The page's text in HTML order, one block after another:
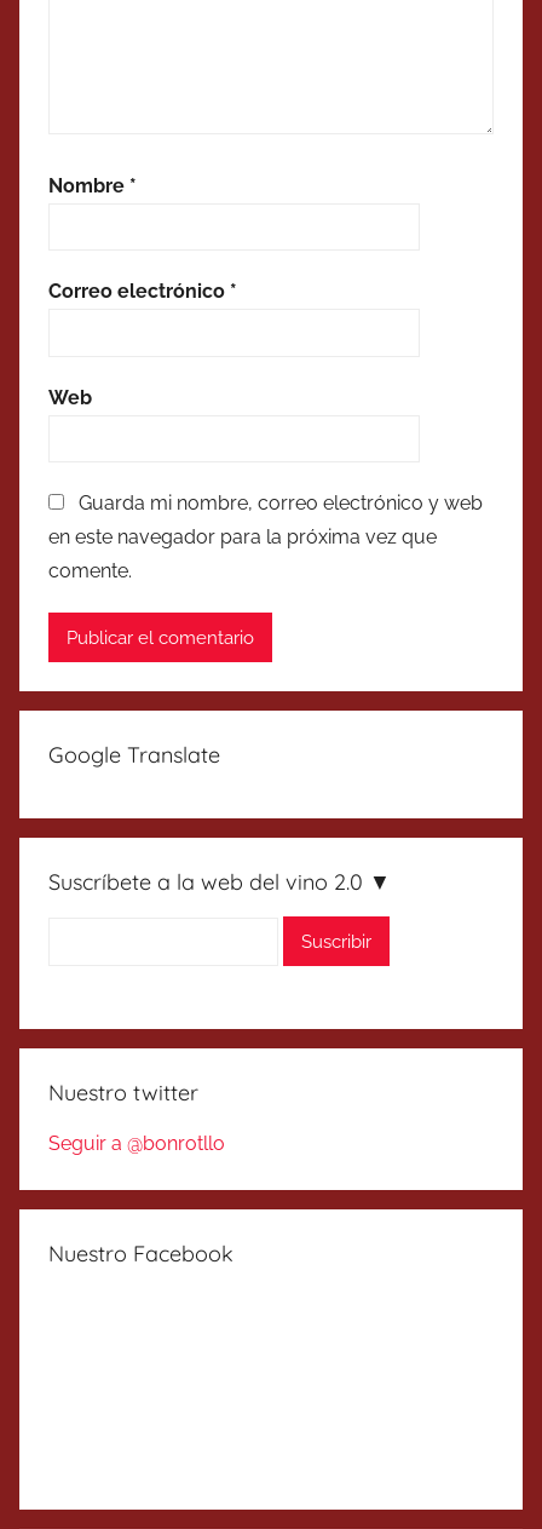
Nombre *
Correo electrónico *
Web
Guarda mi nombre, correo electrónico y web
en este navegador para la próxima vez que
comente.
Google Translate
Suscríbete a la web del vino 2.0 ▼
Nuestro twitter
Seguir a @bonrotllo
Nuestro Facebook